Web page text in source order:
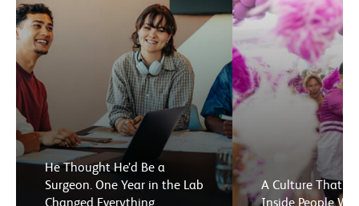
He Thought He’d Be a
Surgeon. One Year in the Lab
A Culture That